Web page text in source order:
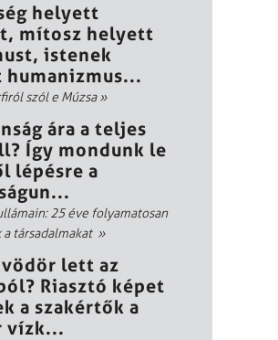
helyett
mítosz helyett
istenek
szól e Múzsa»
ára a teljes
Így mondunk le
lépésre a
25 éve folyamatosan
társadalmakat »
vödör lett az
Riasztó képet
a szakértők a
vízk...